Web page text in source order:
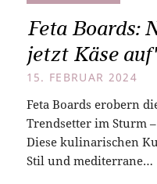
Feta Boards:
jetzt Käse
15. FEBRUAR 2024
Feta Boards erobern
Trendsetter im Sturm
Diese kulinarischen
Stil und mediterrane…